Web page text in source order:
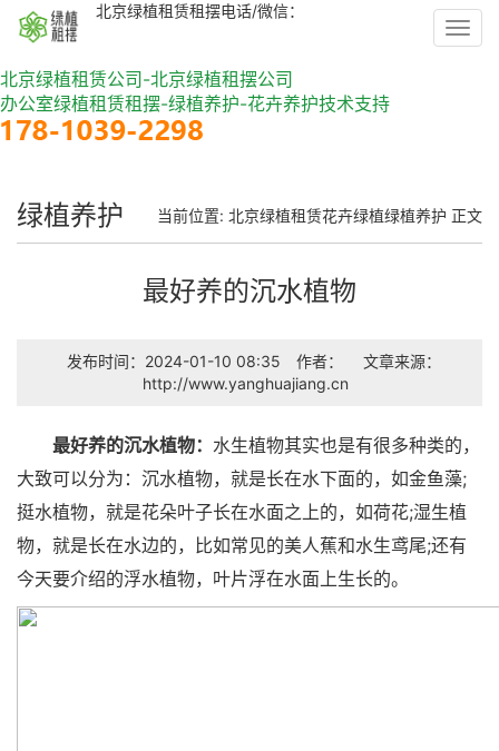
北京绿植租赁公司-北京绿植租摆公司
办公室绿植租赁租摆-绿植养护-花卉养护技术支持
北京绿植租赁租摆电话/微信：
绿植养护 当前位置: 北京绿植租赁花卉绿植绿植养护 正文
最好养的沉水植物
发布时间：2024-01-10 08:35 作者：
文章来源：
http://www.yanghuajiang.cn
最好养的沉水植物： 水生植物其实也是有很多种类的，
大致可以分为：沉水植物，就是长在水下面的，如金鱼藻;
挺水植物，就是花朵叶子长在水面之上的，如荷花;湿生植
物，就是长在水边的，比如常见的美人蕉和水生鸢尾;还有
今天要介绍的浮水植物，叶片浮在水面上生长的。